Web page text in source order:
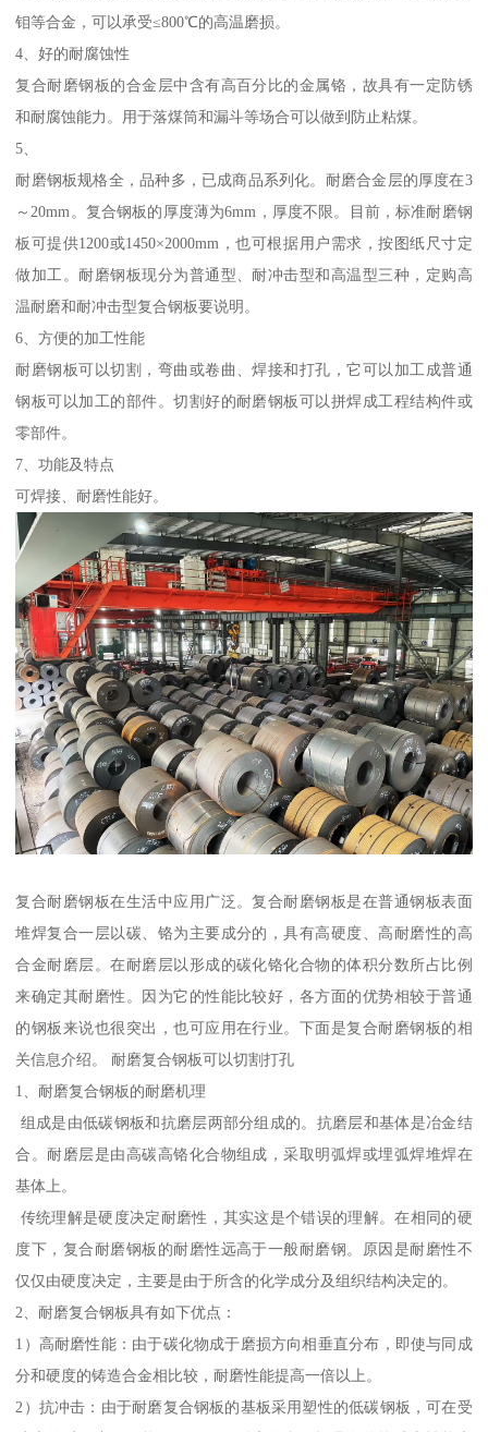
钼等合金，可以承受≤800℃的高温磨损。
4、好的耐腐蚀性
复合耐磨钢板的合金层中含有高百分比的金属铬，故具有一定防锈
和耐腐蚀能力。用于落煤筒和漏斗等场合可以做到防止粘煤。
5、
耐磨钢板规格全，品种多，已成商品系列化。耐磨合金层的厚度在3
～20mm。复合钢板的厚度薄为6mm，厚度不限。目前，标准耐磨钢
板可提供1200或1450×2000mm，也可根据用户需求，按图纸尺寸定
做加工。耐磨钢板现分为普通型、耐冲击型和高温型三种，定购高
温耐磨和耐冲击型复合钢板要说明。
6、方便的加工性能
耐磨钢板可以切割，弯曲或卷曲、焊接和打孔，它可以加工成普通
钢板可以加工的部件。切割好的耐磨钢板可以拼焊成工程结构件或
零部件。
7、功能及特点
可焊接、耐磨性能好。
复合耐磨钢板在生活中应用广泛。复合耐磨钢板是在普通钢板表面
堆焊复合一层以碳、铬为主要成分的，具有高硬度、高耐磨性的高
合金耐磨层。在耐磨层以形成的碳化铬化合物的体积分数所占比例
来确定其耐磨性。因为它的性能比较好，各方面的优势相较于普通
的钢板来说也很突出，也可应用在行业。下面是复合耐磨钢板的相
关信息介绍。 耐磨复合钢板可以切割打孔
1、耐磨复合钢板的耐磨机理
组成是由低碳钢板和抗磨层两部分组成的。抗磨层和基体是冶金结
合。耐磨层是由高碳高铬化合物组成，采取明弧焊或埋弧焊堆焊在
基体上。
传统理解是硬度决定耐磨性，其实这是个错误的理解。在相同的硬
度下，复合耐磨钢板的耐磨性远高于一般耐磨钢。原因是耐磨性不
仅仅由硬度决定，主要是由于所含的化学成分及组织结构决定的。
2、耐磨复合钢板具有如下优点：
1）高耐磨性能：由于碳化物成于磨损方向相垂直分布，即使与同成
分和硬度的铸造合金相比较，耐磨性能提高一倍以上。
2）抗冲击：由于耐磨复合钢板的基板采用塑性的低碳钢板，可在受